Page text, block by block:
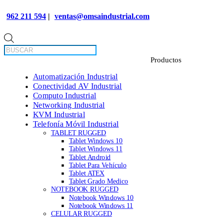
962 211 594 | ventas@omsaindustrial.com
de
productos
Automatización Industrial
Conectividad AV Industrial
Computo Industrial
Networking Industrial
KVM Industrial
Telefonía Móvil Industrial
TABLET RUGGED
Tablet Windows 10
Tablet Windows 11
Tablet Android
Tablet Para Vehículo
Tablet ATEX
Tablet Grado Medico
NOTEBOOK RUGGED
Notebook Windows 10
Notebook Windows 11
CELULAR RUGGED